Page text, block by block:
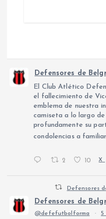
Defensores de
El Club Atlético
el fallecimiento de
emblema de nuestra
camiseta a lo largo
profundamente su
condolencias a
2 10 X
Defensores
Defensores de
@defefutbolforma · 5